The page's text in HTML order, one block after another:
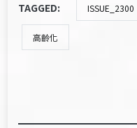
TAGGED: ISSUE_2300
高齡化